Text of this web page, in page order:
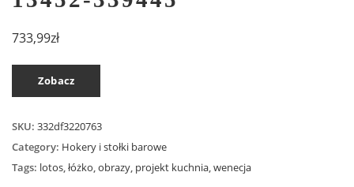
733,99zł
Zobacz
SKU: 332df3220763
Category: Hokery i stołki barowe
Tags: lotos,łóżko,obrazy, projekt kuchnia,wenecja